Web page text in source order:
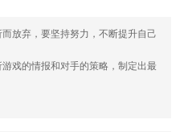
而放弃，要坚持努力，不断提升自己
戏的情报和对手的策略，制定出最